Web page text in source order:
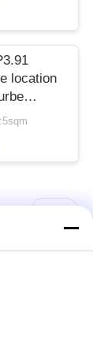
location
/
fixe